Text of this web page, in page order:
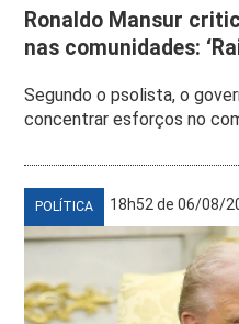
Ronaldo Mansur
nas comunidades:
Segundo o psolista, o
concentrar esforços no
POLÍTICA 18h52 de 06/08/